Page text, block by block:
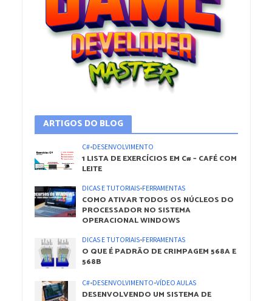
ARTIGOS DO BLOG
C#•DESENVOLVIMENTO
1 LISTA DE EXERCÍCIOS EM C# – CAFÉ COM
LEITE
DICAS E TUTORIAIS•FERRAMENTAS
COMO ATIVAR TODOS OS NÚCLEOS DO
PROCESSADOR NO SISTEMA
OPERACIONAL WINDOWS
DICAS E TUTORIAIS•FERRAMENTAS
O QUE É PADRÃO DE CRIMPAGEM 568A E
568B
C#•DESENVOLVIMENTO•VÍDEO AULAS
DESENVOLVENDO UM SISTEMA DE